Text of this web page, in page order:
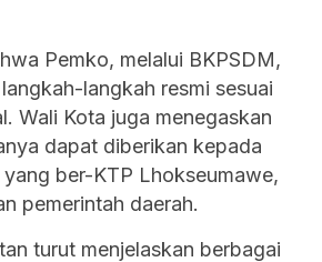
Pemko, melalui BKPSDM,
langkah resmi sesuai
Wali Kota juga menegaskan
dapat diberikan kepada
ber-KTP Lhokseumawe,
pemerintah daerah.
turut menjelaskan berbagai